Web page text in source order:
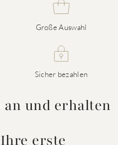
Große Auswahl
Sicher bezahlen
an und erhalten
erste